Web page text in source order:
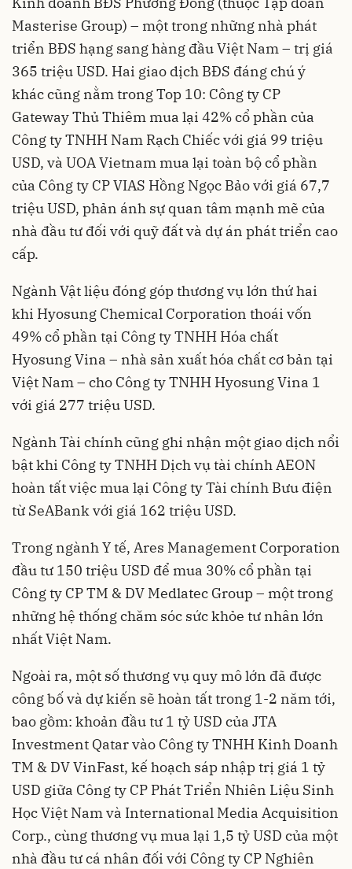
Masterise Group) – một trong những nhà phát
triển BĐS hạng sang hàng đầu Việt Nam – trị giá
365 triệu USD. Hai giao dịch BĐS đáng chú ý
khác cũng nằm trong Top 10: Công ty CP
Gateway Thủ Thiêm mua lại 42% cổ phần của
Công ty TNHH Nam Rạch Chiếc với giá 99 triệu
USD, và UOA Vietnam mua lại toàn bộ cổ phần
của Công ty CP VIAS Hồng Ngọc Bảo với giá 67,7
triệu USD, phản ánh sự quan tâm mạnh mẽ của
nhà đầu tư đối với quỹ đất và dự án phát triển cao
cấp.
Ngành Vật liệu đóng góp thương vụ lớn thứ hai
khi Hyosung Chemical Corporation thoái vốn
49% cổ phần tại Công ty TNHH Hóa chất
Hyosung Vina – nhà sản xuất hóa chất cơ bản tại
Việt Nam – cho Công ty TNHH Hyosung Vina 1
với giá 277 triệu USD.
Ngành Tài chính cũng ghi nhận một giao dịch nổi
bật khi Công ty TNHH Dịch vụ tài chính AEON
hoàn tất việc mua lại Công ty Tài chính Bưu điện
từ SeABank với giá 162 triệu USD.
Trong ngành Y tế, Ares Management Corporation
đầu tư 150 triệu USD để mua 30% cổ phần tại
Công ty CP TM & DV Medlatec Group – một trong
những hệ thống chăm sóc sức khỏe tư nhân lớn
nhất Việt Nam.
Ngoài ra, một số thương vụ quy mô lớn đã được
công bố và dự kiến sẽ hoàn tất trong 1-2 năm tới,
bao gồm: khoản đầu tư 1 tỷ USD của JTA
Investment Qatar vào Công ty TNHH Kinh Doanh
TM & DV VinFast, kế hoạch sáp nhập trị giá 1 tỷ
USD giữa Công ty CP Phát Triển Nhiên Liệu Sinh
Học Việt Nam và International Media Acquisition
Corp., cùng thương vụ mua lại 1,5 tỷ USD của một
nhà đầu tư cá nhân đối với Công ty CP Nghiên